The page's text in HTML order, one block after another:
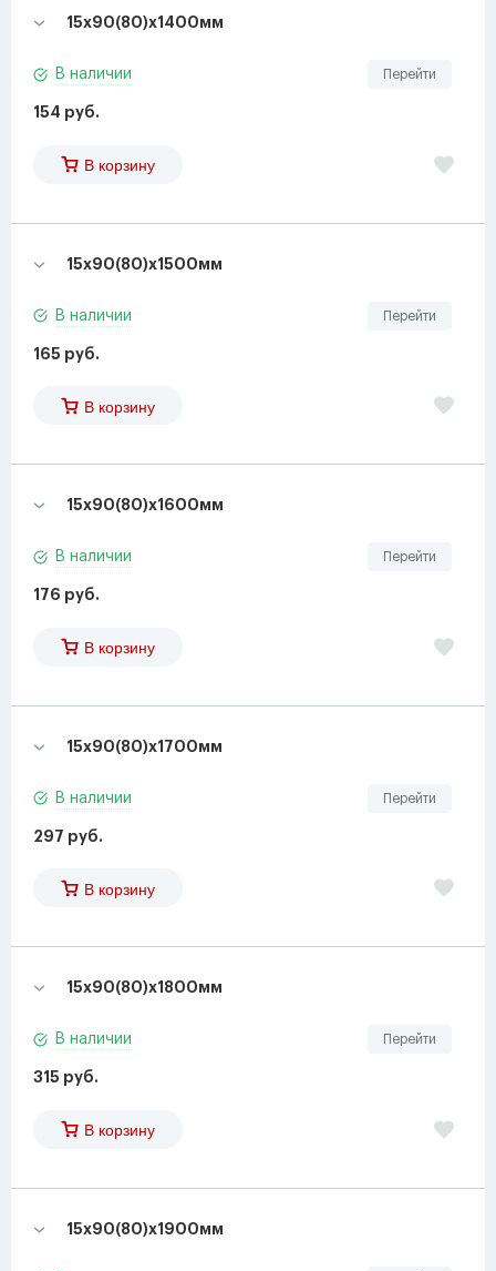
15х90(80)х1400мм
Перейти
В наличии
154 руб.
В корзину
15х90(80)х1500мм
Перейти
В наличии
165 руб.
В корзину
15х90(80)х1600мм
Перейти
В наличии
176 руб.
В корзину
15х90(80)х1700мм
Перейти
В наличии
297 руб.
В корзину
15х90(80)х1800мм
Перейти
В наличии
315 руб.
В корзину
15х90(80)х1900мм